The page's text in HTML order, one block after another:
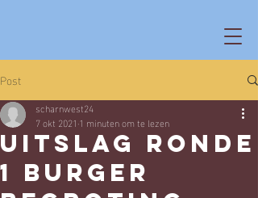
Post
UITSLAG ronde
1 Burger
scharnwest24
7 okt 2021 1 minuten om te lezen